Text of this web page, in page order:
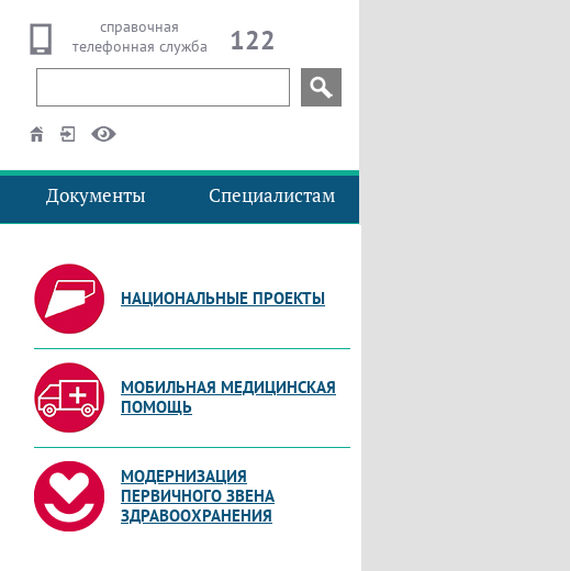
справочная
телефонная служба
122
Документы Специалистам
НАЦИОНАЛЬНЫЕ ПРОЕКТЫ
МОБИЛЬНАЯ МЕДИЦИНСКАЯ
ПОМОЩЬ
МОДЕРНИЗАЦИЯ
ПЕРВИЧНОГО ЗВЕНА
ЗДРАВООХРАНЕНИЯ